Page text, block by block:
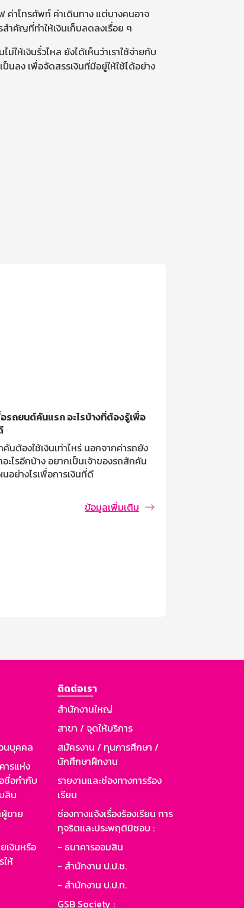
ค่าโทรศัพท์ ค่าเดินทาง แต่บางคนอาจ
ำคัญที่ทำให้เงินเก็บลดลงเรื่อย ๆ
ม่ให้เงินรั่วไหล ยังได้เห็นว่าเราใช้จ่ายกับ
นลง เพื่อจัดสรรเงินที่มีอยู่ให้ใช้ได้อย่าง
รถยนต์คันแรก อะไรบ้างที่ต้องรู้เพื่อ
นต้องใช้เงินเท่าไหร่ นอกจากค่ารถยัง
ะไรอีกบ้าง อยากเป็นเจ้าของรถสักคัน
อย่างไรเพื่อการเงินที่ดี
ข้อมูลเพิ่มเติม
นบุคคล
ารแห่ง
ชื่อกำกับ
สิน
ขาย
เงินหรือ
ห้
ติดต่อเรา
สำนักงานใหญ่
สาขา / จุดให้บริการ
สมัครงาน / ทุนการศึกษา /
นักศึกษาฝึกงาน
รายงานและช่องทางการร้อง
เรียน
ช่องทางแจ้งเรื่องร้องเรียน การ
ทุจริตและประพฤติมิชอบ :
- ธนาคารออมสิน
- สำนักงาน ป.ป.ช.
- สำนักงาน ป.ป.ท.
GSB Society :